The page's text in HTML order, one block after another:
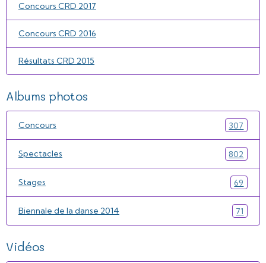
Concours CRD 2017
Concours CRD 2016
Résultats CRD 2015
Albums photos
Concours 307
Spectacles 802
Stages 69
Biennale de la danse 2014 71
Vidéos